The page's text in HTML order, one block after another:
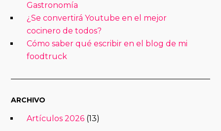
Gastronomía
¿Se convertirá Youtube en el mejor
cocinero de todos?
Cómo saber qué escribir en el blog de mi
foodtruck
ARCHIVO
Artículos 2026 (13)